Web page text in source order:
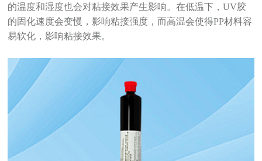
的温度和湿度也会对粘接效果产生影响。在低温下，UV胶
的固化速度会变慢，影响粘接强度，而高温会使得PP材料容
易软化，影响粘接效果。